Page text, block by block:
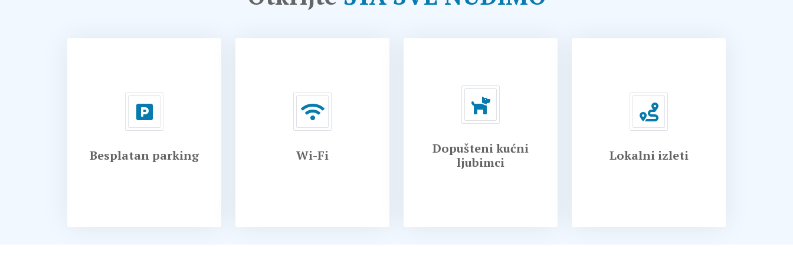
Besplatan parking Wi-Fi
Dopušteni kućni
ljubimci
Lokalni izleti